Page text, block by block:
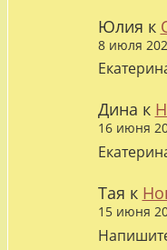
Юлия к
8 июля
Дина к
16 июня
Тая к
15 июня